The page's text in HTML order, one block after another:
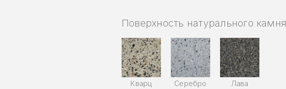
Поверхность натурального камня
Кварц Серебро Лава